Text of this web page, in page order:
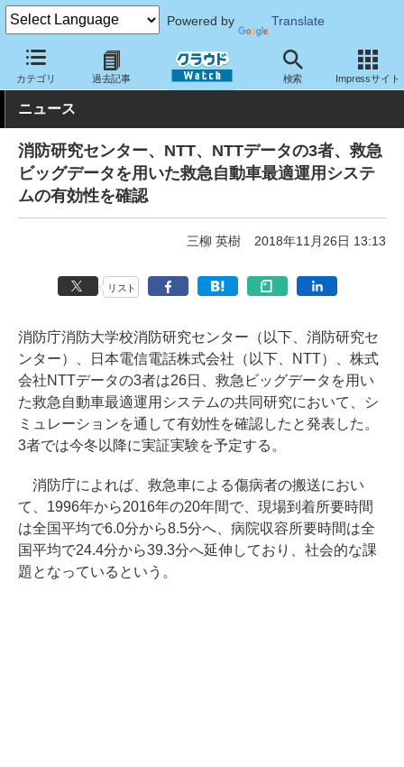
Powered by Translate
カテゴリ 過去記事 検索 Impressサイト
クラウド Watch トピック 研究開発
ニュース
消防研究センター、NTT、NTTデータの3者、救急
ビッグデータを用いた救急自動車最適運用システ
ムの有効性を確認
三柳 英樹 2018年11月26日 13:13
リスト
消防庁消防大学校消防研究センター（以下、消防研究セ
ンター）、日本電信電話株式会社（以下、NTT）、株式
会社NTTデータの3者は26日、救急ビッグデータを用い
た救急自動車最適運用システムの共同研究において、シ
ミュレーションを通して有効性を確認したと発表した。
3者では今冬以降に実証実験を予定する。
消防庁によれば、救急車による傷病者の搬送におい
て、1996年から2016年の20年間で、現場到着所要時間
は全国平均で6.0分から8.5分へ、病院収容所要時間は全
国平均で24.4分から39.3分へ延伸しており、社会的な課
題となっているという。